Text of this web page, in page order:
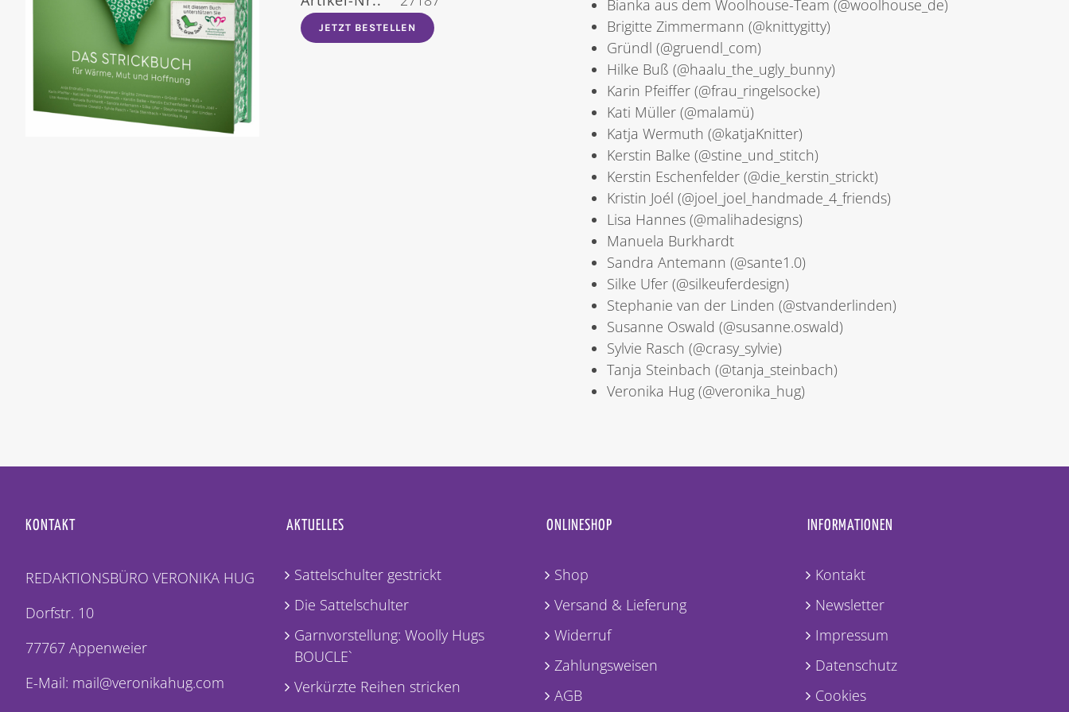
JETZT BESTELLEN
Bianka aus dem Woolhouse-Team (@woolhouse_de)
Brigitte Zimmermann (@knittygitty)
Gründl (@gruendl_com)
Hilke Buß (@haalu_the_ugly_bunny)
Karin Pfeiffer (@frau_ringelsocke)
Kati Müller (@malamü)
Katja Wermuth (@katjaKnitter)
Kerstin Balke (@stine_und_stitch)
Kerstin Eschenfelder (@die_kerstin_strickt)
Kristin Joél (@joel_joel_handmade_4_friends)
Lisa Hannes (@malihadesigns)
Manuela Burkhardt
Sandra Antemann (@sante1.0)
Silke Ufer (@silkeuferdesign)
Stephanie van der Linden (@stvanderlinden)
Susanne Oswald (@susanne.oswald)
Sylvie Rasch (@crasy_sylvie)
Tanja Steinbach (@tanja_steinbach)
Veronika Hug (@veronika_hug)
KONTAKT
REDAKTIONSBÜRO VERONIKA HUG
Dorfstr. 10
77767 Appenweier
E-Mail: mail@veronikahug.com
AKTUELLES
Sattelschulter gestrickt
Die Sattelschulter
Garnvorstellung: Woolly Hugs
BOUCLE`
Verkürzte Reihen stricken
ONLINESHOP
Shop
Versand & Lieferung
Widerruf
Zahlungsweisen
AGB
INFORMATIONEN
Kontakt
Newsletter
Impressum
Datenschutz
Cookies